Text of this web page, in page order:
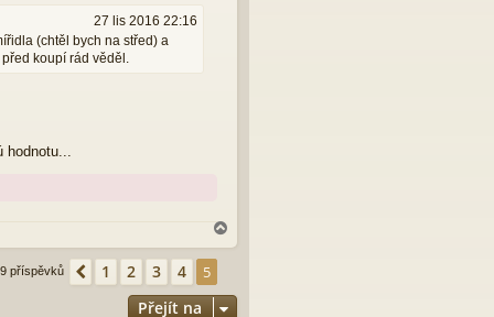
27 lis 2016 22:16
(chtěl bych na střed) a
koupí rád věděl.
hodnotu...
a
r
příspěvků Předchozí
1 2 3 4 5
Přejít na